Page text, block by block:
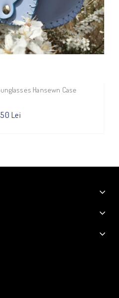
Hansewn Case
Lei